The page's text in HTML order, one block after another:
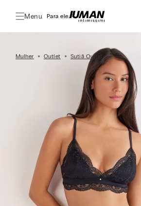
Menu Para ele:
Mulher Outlet Sutiã Outlet